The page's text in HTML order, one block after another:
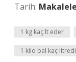
Tarih:
1 kg kaç lt eder
1 kilo bal kaç